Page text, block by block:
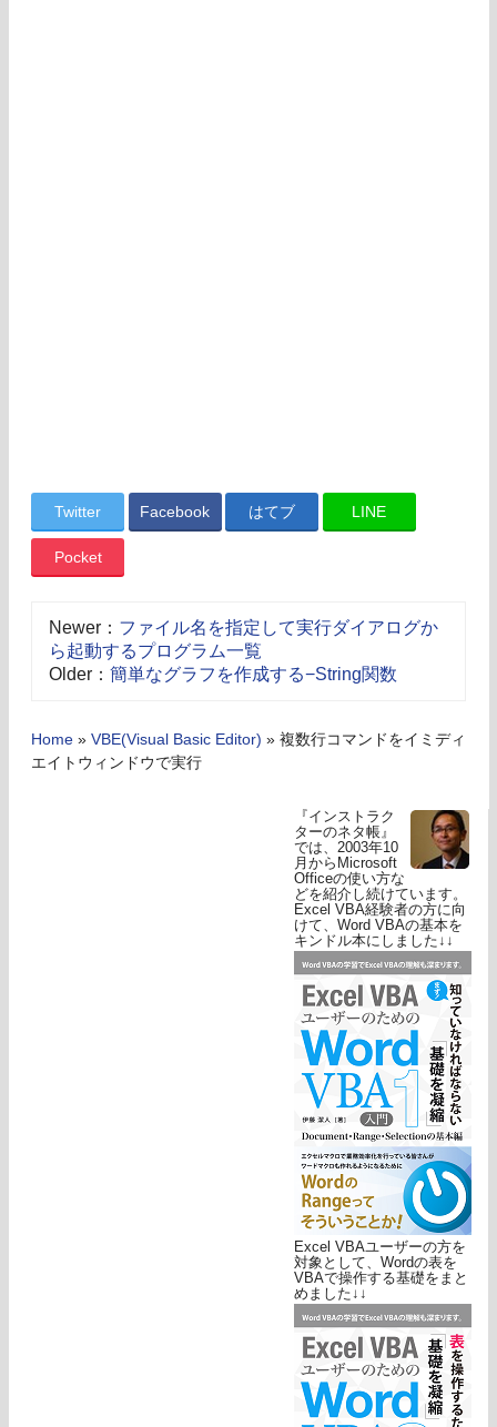
Twitter Facebook はてブ LINE
Pocket
Newer： ファイル名を指定して実行ダイアログか
ら起動するプログラム一覧
Older： 簡単なグラフを作成する−String関数
Home » VBE(Visual Basic Editor) » 複数行コマンドをイミディ
エイトウィンドウで実行
『インストラク
ターのネタ帳』
では、2003年10
月からMicrosoft
Officeの使い方な
どを紹介し続けています。
Excel VBA経験者の方に向
けて、Word VBAの基本を
キンドル本にしました↓↓
Excel VBAユーザーの方を
対象として、Wordの表を
VBAで操作する基礎をまと
めました↓↓